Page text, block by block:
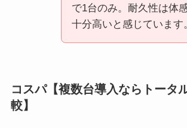
で1台のみ。耐久性は体
十分高いと感じています
コスパ【複数台導入ならトータ
較】